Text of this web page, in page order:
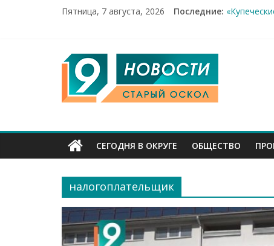
Пятница, 7 августа, 2026 Последние:
Рейд по
Новое
9
Канал
Старый
Оскол
СЕГОДНЯ В ОКРУГЕ ОБЩЕСТВО
налогоплательщик